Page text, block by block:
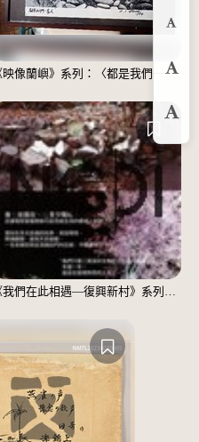
《映像蘭嶼》系列：〈都是我們一家人〉
《我們在此相遇—復興新村》系列：〈殘響04〉
放